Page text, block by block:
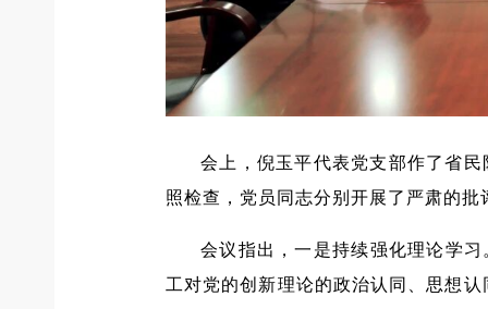
会上，倪玉平代表党支部作了省
照检查，党员同志分别开展了严肃的批
会议指出，一是持续强化理论学
工对党的创新理论的政治认同、思想